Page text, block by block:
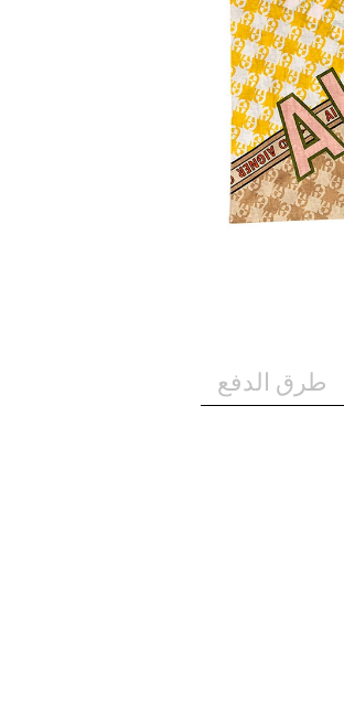
طرق الدفع